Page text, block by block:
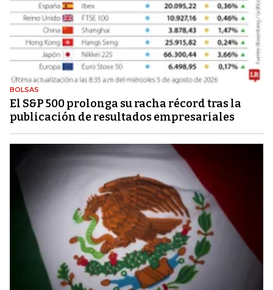
BOLSAS
El S&P 500 prolonga su racha récord tras la
publicación de resultados empresariales